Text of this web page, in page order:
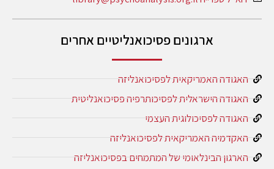
ארגונים פסיכואנליטיים אחרים
האגודה האמריקאית לפסיכואנליזה
האגודה הישראלית לפסיכותרפיה פסיכואנליטית
האגודה לפסיכולוגית העצמי
האקדמיה האמריקאית לפסיכואנליזה
הארגון הבינלאומי של המתמחים בפסיכואנליזה